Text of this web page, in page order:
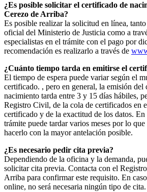
¿Es posible solicitar el certificado de
Cerezo de Arriba?
Es posible realizar la solicitud en línea,
oficial del Ministerio de Justicia como a
especialistas en el trámite con el pago por
recomendación es realizarlo a través de
¿Cuánto tiempo tarda en emitirse el
El tiempo de espera puede variar según el
certificado. , pero en general, la emisión del
nacimiento tarda entre 3 y 15 días hábiles,
Registro Civil, de la cola de certificados en
certificado y de la exactitud de los datos. En
trámite puede tardar varios meses por lo
hacerlo con la mayor antelación posible.
¿Es necesario pedir cita previa?
Dependiendo de la oficina y la demanda,
solicitar cita previa. Contacta con el
Arriba para confirmar este requisito. En
online, no será necesaria ningún tipo de cita.